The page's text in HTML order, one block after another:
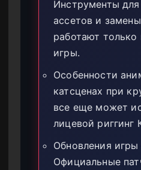
Инструменты
ассетов и
работают
игры.
Особенности
катсценах при
все еще может
лицевой риггинг
Обновления
Официальные